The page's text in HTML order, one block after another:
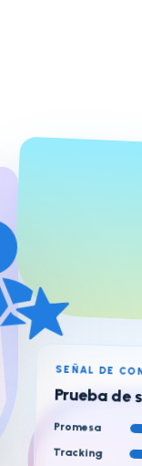
SEÑAL DE
Prueba de
Promesa
Tracking